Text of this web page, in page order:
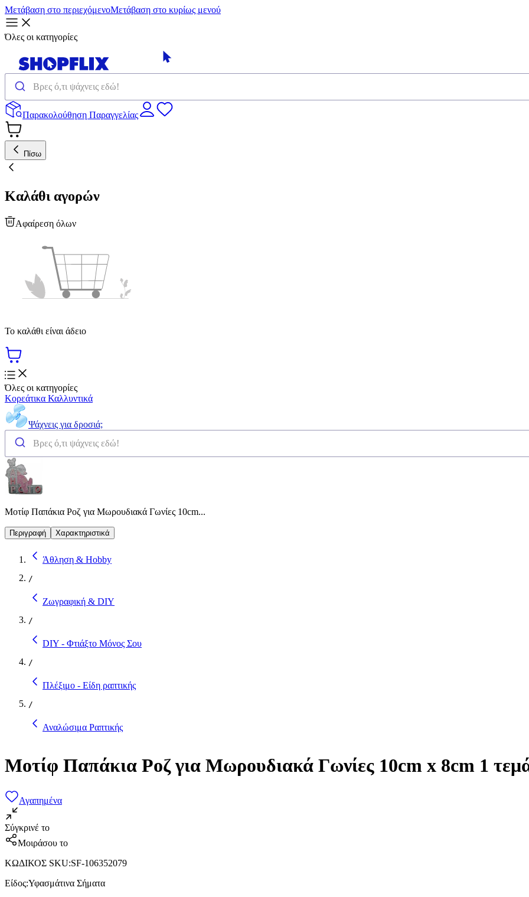
Μετάβαση στο περιεχόμενοΜετάβαση στο κυρίως μενού
Όλες οι κατηγορίες
Παρακολούθηση Παραγγελίας
Πίσω
Καλάθι αγορών
Αφαίρεση όλων
Το καλάθι είναι άδειο
Όλες οι κατηγορίες
Κορεάτικα Καλλυντικά
Ψάχνεις για δροσιά;
Μοτίφ Παπάκια Ροζ για Μωρουδιακά Γωνίες 10cm...
Περιγραφή Χαρακτηριστικά
Άθληση & Hobby
/
Ζωγραφική & DIY
/
DIY - Φτιάξτο Μόνος Σου
/
Πλέξιμο - Είδη ραπτικής
/
Αναλώσιμα Ραπτικής
Μοτίφ Παπάκια Ροζ για Μωρουδιακά Γωνίες 10cm x 8cm 1
Αγαπημένα
Σύγκρινέ το
Μοιράσου το
ΚΩΔΙΚΟΣ SKU:SF-106352079
Είδος:Υφασμάτινα Σήματα